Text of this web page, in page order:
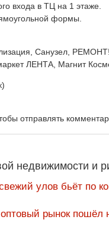
входа в ТЦ на 1 этаже.
формы.
Санузел,
ЛЕНТА, Магнит
отправлять
недвижимости и
улов бьёт по
рынок